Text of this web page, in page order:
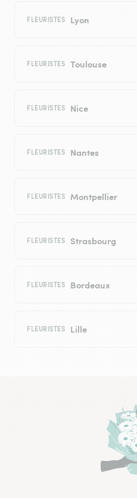
FLEURISTES Lyon
FLEURISTES Toulouse
FLEURISTES Nice
FLEURISTES Nantes
FLEURISTES Montpellier
FLEURISTES Strasbourg
FLEURISTES Bordeaux
FLEURISTES Lille